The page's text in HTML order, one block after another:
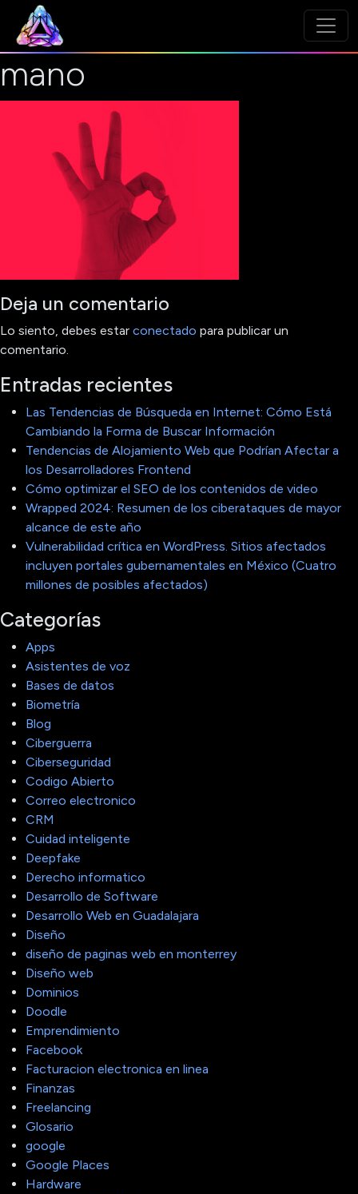
mano
Deja un comentario
Lo siento, debes estar conectado para publicar un
comentario.
Entradas recientes
Las Tendencias de Búsqueda en Internet: Cómo Está
Cambiando la Forma de Buscar Información
Tendencias de Alojamiento Web que Podrían Afectar a
los Desarrolladores Frontend
Cómo optimizar el SEO de los contenidos de video
Wrapped 2024: Resumen de los ciberataques de mayor
alcance de este año
Vulnerabilidad crítica en WordPress. Sitios afectados
incluyen portales gubernamentales en México (Cuatro
millones de posibles afectados)
Categorías
Apps
Asistentes de voz
Bases de datos
Biometría
Blog
Ciberguerra
Ciberseguridad
Codigo Abierto
Correo electronico
CRM
Cuidad inteligente
Deepfake
Derecho informatico
Desarrollo de Software
Desarrollo Web en Guadalajara
Diseño
diseño de paginas web en monterrey
Diseño web
Dominios
Doodle
Emprendimiento
Facebook
Facturacion electronica en linea
Finanzas
Freelancing
Glosario
google
Google Places
Hardware